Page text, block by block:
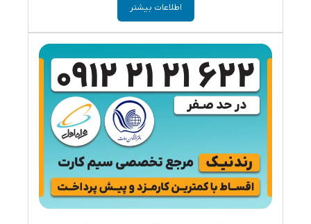
اطلاعات بیشتر